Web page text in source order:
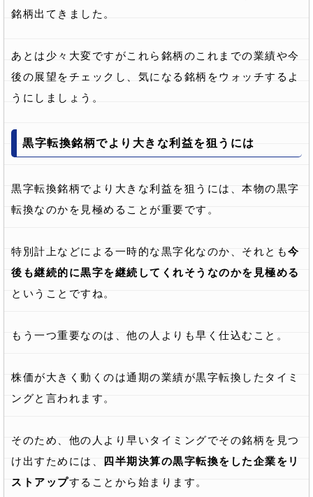
銘柄出てきました。
あとは少々大変ですがこれら銘柄のこれまでの業績や今
後の展望をチェックし、気になる銘柄をウォッチするよ
うにしましょう。
黒字転換銘柄でより大きな利益を狙うには
黒字転換銘柄でより大きな利益を狙うには、本物の黒字
転換なのかを見極めることが重要です。
特別計上などによる一時的な黒字化なのか、それとも今
後も継続的に黒字を継続してくれそうなのかを見極める
ということですね。
もう一つ重要なのは、他の人よりも早く仕込むこと。
株価が大きく動くのは通期の業績が黒字転換したタイミ
ングと言われます。
そのため、他の人より早いタイミングでその銘柄を見つ
け出すためには、
四半期決算の黒字転換をした企業をリ
ストアップすることから始まります。